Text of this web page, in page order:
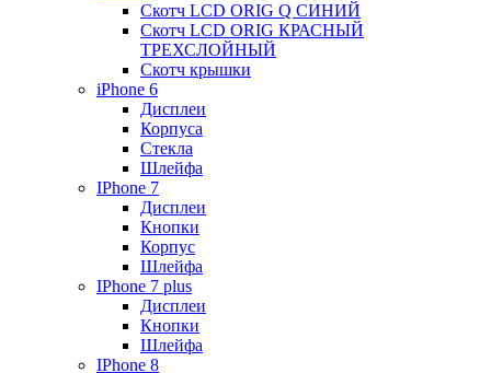
Скотч LCD ORIG Q СИНИЙ
Скотч LCD ORIG КРАСНЫЙ
ТРЕХСЛОЙНЫЙ
Скотч крышки
iPhone 6
Дисплеи
Корпуса
Стекла
Шлейфа
IPhone 7
Дисплеи
Кнопки
Корпус
Шлейфа
IPhone 7 plus
Дисплеи
Кнопки
Шлейфа
IPhone 8